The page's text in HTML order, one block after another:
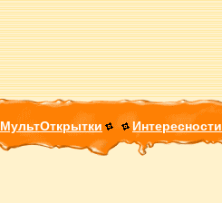
МультОткрытки Интересности